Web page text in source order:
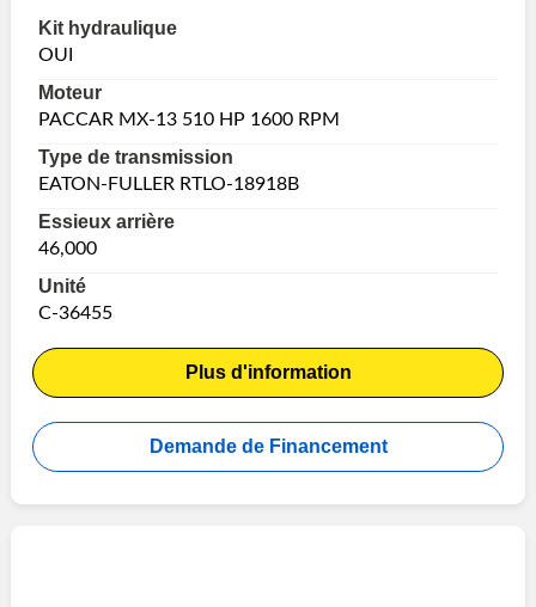
Kit hydraulique
OUI
Moteur
PACCAR MX-13 510 HP 1600 RPM
Type de transmission
EATON-FULLER RTLO-18918B
Essieux arrière
46,000
Unité
C-36455
Plus d'information
Demande de Financement